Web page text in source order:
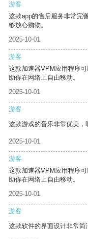
游客
这款app的售后服务非常完
够放心购物。
2025-10-01
游客
这款加速器VPM应用程序
助你在网络上自由移动。
2025-10-01
游客
这款游戏的音乐非常优美，
2025-10-01
游客
这款加速器VPM应用程序
助你在网络上自由移动。
2025-10-01
游客
这款软件的界面设计非常简